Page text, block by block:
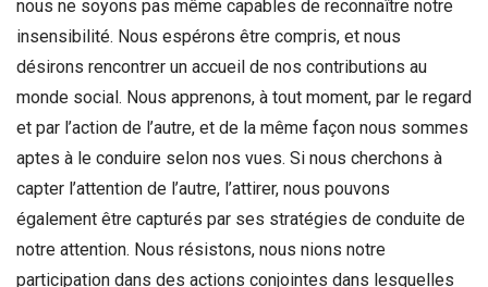
nous ne soyons pas même capables de reconnaître notre
insensibilité. Nous espérons être compris, et nous
désirons rencontrer un accueil de nos contributions au
monde social. Nous apprenons, à tout moment, par le regard
et par l’action de l’autre, et de la même façon nous sommes
aptes à le conduire selon nos vues. Si nous cherchons à
capter l’attention de l’autre, l’attirer, nous pouvons
également être capturés par ses stratégies de conduite de
notre attention. Nous résistons, nous nions notre
participation dans des actions conjointes dans lesquelles